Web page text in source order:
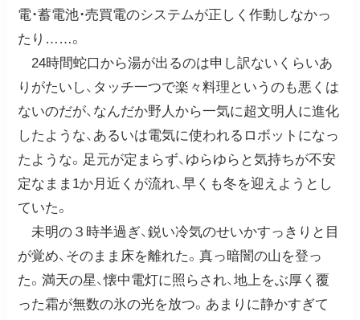
電・蓄電池・売買電のシステムが正しく作動しなかっ
たり……。
24時間蛇口から湯が出るのは申し訳ないくらいあ
りがたいし、タッチ一つで楽々料理というのも悪くは
ないのだが、なんだか野人から一気に超文明人に進化
したような、あるいは電気に使われるロボットになっ
たような。足元が定まらず、ゆらゆらと気持ちが不安
定なまま1か月近くが流れ、早くも冬を迎えようとし
ていた。
未明の３時半過ぎ、鋭い冷気のせいかすっきりと目
が覚め、そのまま床を離れた。真っ暗闇の山を登っ
た。満天の星、懐中電灯に照らされ、地上をぶ厚く覆
った霜が無数の氷の光を放つ。あまりに静かすぎて